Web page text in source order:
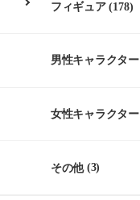
フィギュア(178)
男性キャラクター
女性キャラクター
その他(3)